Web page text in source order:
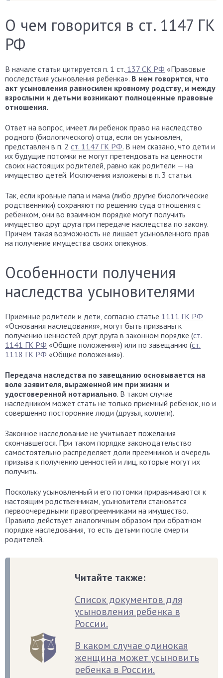
О чем говорится в ст. 1147 ГК
РФ
В начале статьи цитируется п. 1 ст. 137 СК РФ «Правовые
последствия усыновления ребенка». В нем говорится, что
акт усыновления равносилен кровному родству, и между
взрослыми и детьми возникают полноценные правовые
отношения.
Ответ на вопрос, имеет ли ребенок право на наследство
родного (биологического) отца, если он усыновлен,
представлен в п. 2 ст. 1147 ГК РФ. В нем сказано, что дети и
их будущие потомки не могут претендовать на ценности
своих настоящих родителей, равно как родители — на
имущество детей. Исключения изложены в п. 3 статьи.
Так, если кровные папа и мама (либо другие биологические
родственники) сохраняют по решению суда отношения с
ребенком, они во взаимном порядке могут получить
имущество друг друга при передаче наследства по закону.
Причем такая возможность не лишает усыновленного прав
на получение имущества своих опекунов.
Особенности получения
наследства усыновителями
Приемные родители и дети, согласно статье 1111 ГК РФ
«Основания наследования», могут быть призваны к
получению ценностей друг друга в законном порядке (ст.
1141 ГК РФ «Общие положения») или по завещанию (ст.
1118 ГК РФ «Общие положения»).
Передача наследства по завещанию основывается на
воле заявителя, выраженной им при жизни и
удостоверенной нотариально. В таком случае
наследником может стать не только приемный ребенок, но и
совершенно посторонние люди (друзья, коллеги).
Законное наследование не учитывает пожелания
скончавшегося. При таком порядке законодательство
самостоятельно распределяет доли преемников и очередь
призыва к получению ценностей и лиц, которые могут их
получить.
Поскольку усыновленный и его потомки приравниваются к
настоящим родственникам, усыновители становятся
первоочередными правопреемниками на имущество.
Правило действует аналогичным образом при обратном
порядке наследования, то есть детьми после смерти
родителей.
Читайте также:
Список документов для
усыновления ребенка в
России.
В каком случае одинокая
женщина может усыновить
ребенка в России.